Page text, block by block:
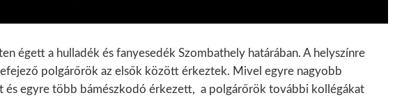
égett a hulladék és fanyesedék Szombathely határában. A helyszínre
polgárőrök az elsők között érkeztek. Mivel egyre nagyobb
és egyre több bámészkodó érkezett, a polgárőrök további kollégákat